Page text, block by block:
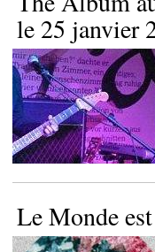
le 25 janvier
Le Monde